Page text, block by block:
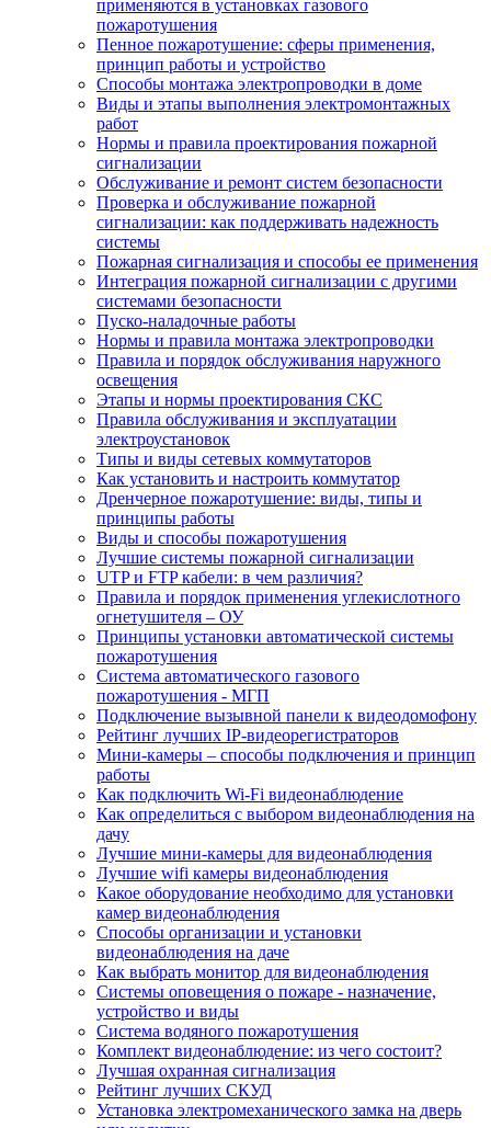
применяются в установках газового
пожаротушения
Пенное пожаротушение: сферы применения,
принцип работы и устройство
Способы монтажа электропроводки в доме
Виды и этапы выполнения электромонтажных
работ
Нормы и правила проектирования пожарной
сигнализации
Обслуживание и ремонт систем безопасности
Проверка и обслуживание пожарной
сигнализации: как поддерживать надежность
системы
Пожарная сигнализация и способы ее применения
Интеграция пожарной сигнализации с другими
системами безопасности
Пуско-наладочные работы
Нормы и правила монтажа электропроводки
Правила и порядок обслуживания наружного
освещения
Этапы и нормы проектирования СКС
Правила обслуживания и эксплуатации
электроустановок
Типы и виды сетевых коммутаторов
Как установить и настроить коммутатор
Дренчерное пожаротушение: виды, типы и
принципы работы
Виды и способы пожаротушения
Лучшие системы пожарной сигнализации
UTP и FTP кабели: в чем различия?
Правила и порядок применения углекислотного
огнетушителя – ОУ
Принципы установки автоматической системы
пожаротушения
Система автоматического газового
пожаротушения - МГП
Подключение вызывной панели к видеодомофону
Рейтинг лучших IP-видеорегистраторов
Мини-камеры – способы подключения и принцип
работы
Как подключить Wi-Fi видеонаблюдение
Как определиться с выбором видеонаблюдения на
дачу
Лучшие мини-камеры для видеонаблюдения
Лучшие wifi камеры видеонаблюдения
Какое оборудование необходимо для установки
камер видеонаблюдения
Способы организации и установки
видеонаблюдения на даче
Как выбрать монитор для видеонаблюдения
Системы оповещения о пожаре - назначение,
устройство и виды
Система водяного пожаротушения
Комплект видеонаблюдение: из чего состоит?
Лучшая охранная сигнализация
Рейтинг лучших СКУД
Установка электромеханического замка на дверь